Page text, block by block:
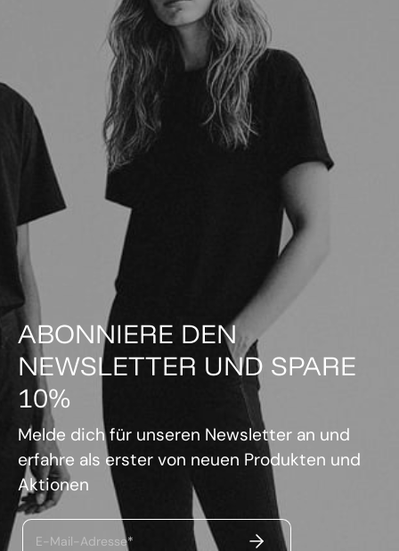
ABONNIERE DEN
NEWSLETTER UND SPARE
10%
Melde dich für unseren Newsletter an und
erfahre als erster von neuen Produkten und
Aktionen
E-Mail-Adresse* ABSENDEN